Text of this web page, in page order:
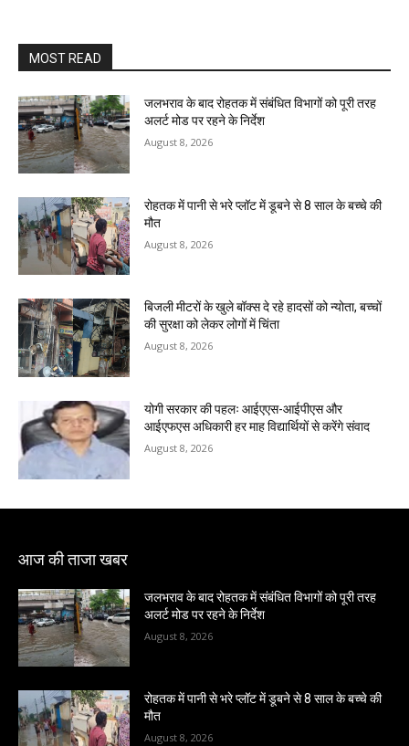
MOST READ
जलभराव के बाद रोहतक में संबंधित विभागों को पूरी तरह
अलर्ट मोड पर रहने के निर्देश
August 8, 2026
रोहतक में पानी से भरे प्लॉट में डूबने से 8 साल के बच्चे की
मौत
August 8, 2026
बिजली मीटरों के खुले बॉक्स दे रहे हादसों को न्योता, बच्चों
की सुरक्षा को लेकर लोगों में चिंता
August 8, 2026
योगी सरकार की पहलः आईएएस-आईपीएस और
आईएफएस अधिकारी हर माह विद्यार्थियों से करेंगे संवाद
August 8, 2026
आज की ताजा खबर
जलभराव के बाद रोहतक में संबंधित विभागों को पूरी तरह
अलर्ट मोड पर रहने के निर्देश
August 8, 2026
रोहतक में पानी से भरे प्लॉट में डूबने से 8 साल के बच्चे की
मौत
August 8, 2026